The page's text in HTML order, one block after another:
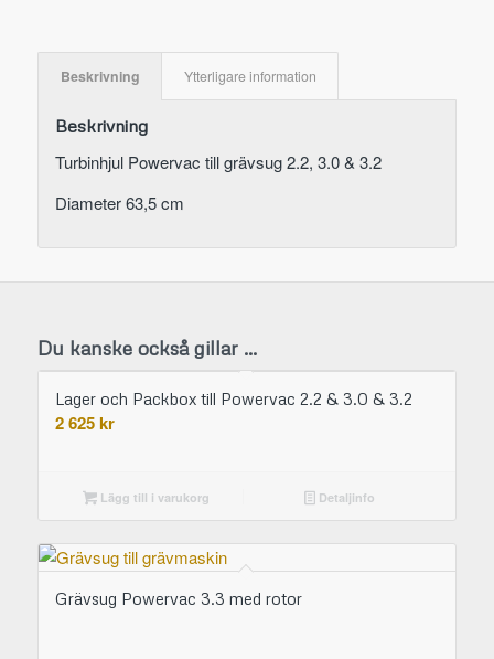
Beskrivning Ytterligare information
Beskrivning
Turbinhjul Powervac till grävsug 2.2, 3.0 & 3.2
Diameter 63,5 cm
Du kanske också gillar …
Lager och Packbox till Powervac 2.2 & 3.0 & 3.2
2 625kr
Lägg till i varukorg Detaljinfo
Grävsug Powervac 3.3 med rotor